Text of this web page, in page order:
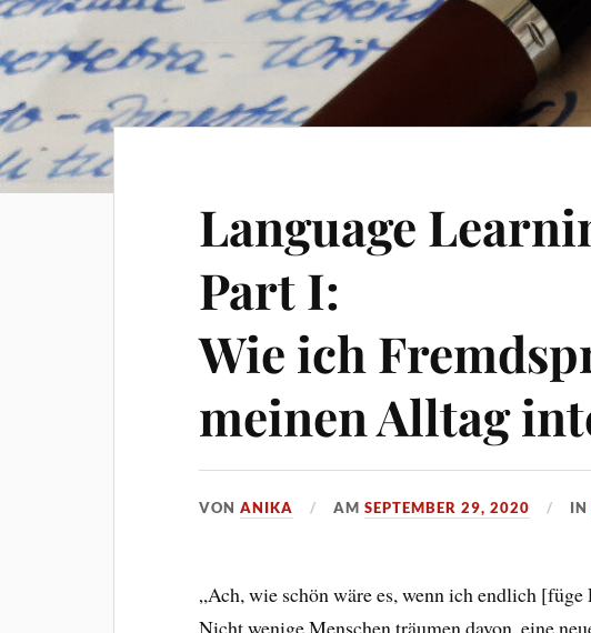
Language
Part I:
Wie ich
meinen Alltag
VONANIKA AMSEPTEMBER 29, 2020
„Ach, wie schön wäre es, wenn ich endlich
Nicht wenige Menschen träumen davon, eine